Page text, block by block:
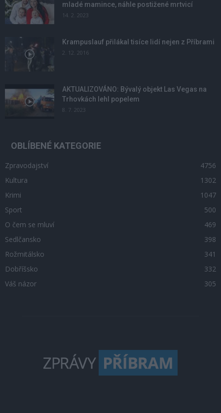
mladé mamince, náhle postižené mrtvicí
14. 2. 2023
Krampuslauf přilákal tisíce lidí nejen z Příbrami
2. 12. 2016
AKTUALIZOVÁNO: Bývalý objekt Las Vegas na
Trhovkách lehl popelem
8. 7. 2023
OBLÍBENÉ KATEGORIE
Zpravodajství
4756
Kultura
1302
Krimi
1047
Sport
500
O čem se mluví
469
Sedlčansko
398
Rožmitálsko
341
Dobříšsko
332
Váš názor
305